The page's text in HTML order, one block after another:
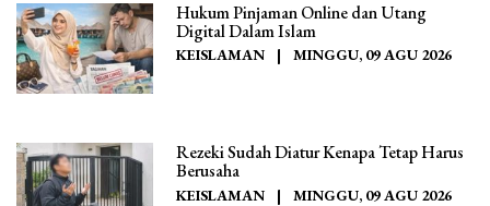
Hukum Pinjaman Online dan Utang
Digital Dalam Islam
KEISLAMAN | MINGGU, 09 AGU 2026
Rezeki Sudah Diatur Kenapa Tetap Harus
Berusaha
KEISLAMAN | MINGGU, 09 AGU 2026